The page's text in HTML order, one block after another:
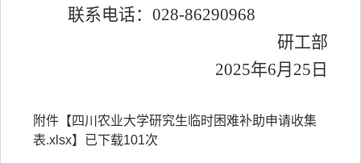
联系电话： 028-86290968
研工部
2025年6月25日
附件【四川农业大学研究生临时困难补助申请收集
表.xlsx】已下载101次